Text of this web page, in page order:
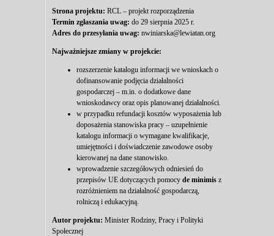
Strona projektu: RCL – projekt rozporządzenia
Termin zgłaszania uwag: do 29 sierpnia 2025 r.
Adres do przesyłania uwag: nwiniarska@lewiatan.org
Najważniejsze zmiany w projekcie:
rozszerzenie katalogu informacji we wnioskach o
dofinansowanie podjęcia działalności
gospodarczej – m.in. o dodatkowe dane
wnioskodawcy oraz opis planowanej działalności.
w przypadku refundacji kosztów wyposażenia lub
doposażenia stanowiska pracy – uzupełnienie
katalogu informacji o wymagane kwalifikacje,
umiejętności i doświadczenie zawodowe osoby
kierowanej na dane stanowisko.
wprowadzenie szczegółowych odniesień do
przepisów UE dotyczących pomocy de minimis z
rozróżnieniem na działalność gospodarczą,
rolniczą i edukacyjną.
Autor projektu: Minister Rodziny, Pracy i Polityki
Społecznej